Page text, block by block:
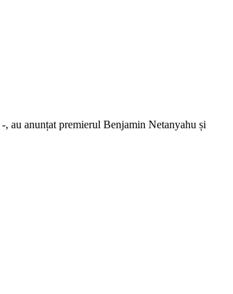
-, au anunțat premierul Benjamin Netanyahu și